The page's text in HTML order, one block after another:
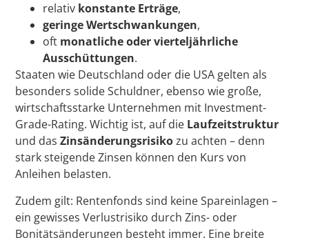
relativ konstante Erträge,
geringe Wertschwankungen,
oft monatliche oder vierteljährliche
Ausschüttungen.
Staaten wie Deutschland oder die USA gelten als
besonders solide Schuldner, ebenso wie große,
wirtschaftsstarke Unternehmen mit Investment-
Grade-Rating. Wichtig ist, auf die Laufzeitstruktur
und dasZinsänderungsrisikozu achten – denn
stark steigende Zinsen können den Kurs von
Anleihen belasten.
Zudem gilt: Rentenfonds sind keine Spareinlagen –
ein gewisses Verlustrisiko durch Zins- oder
Bonitätsänderungen besteht immer. Eine breite